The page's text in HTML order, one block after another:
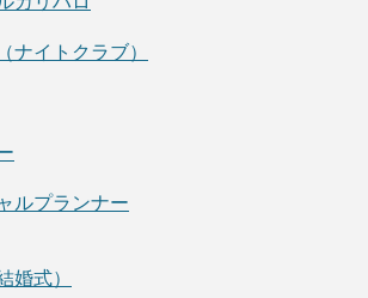
ナイトクラブ）
ルプランナー
婚式）